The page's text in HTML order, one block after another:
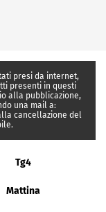
presi da internet,
presenti in questi
alla pubblicazione,
una mail a:
cancellazione del
Tg4
Mattina